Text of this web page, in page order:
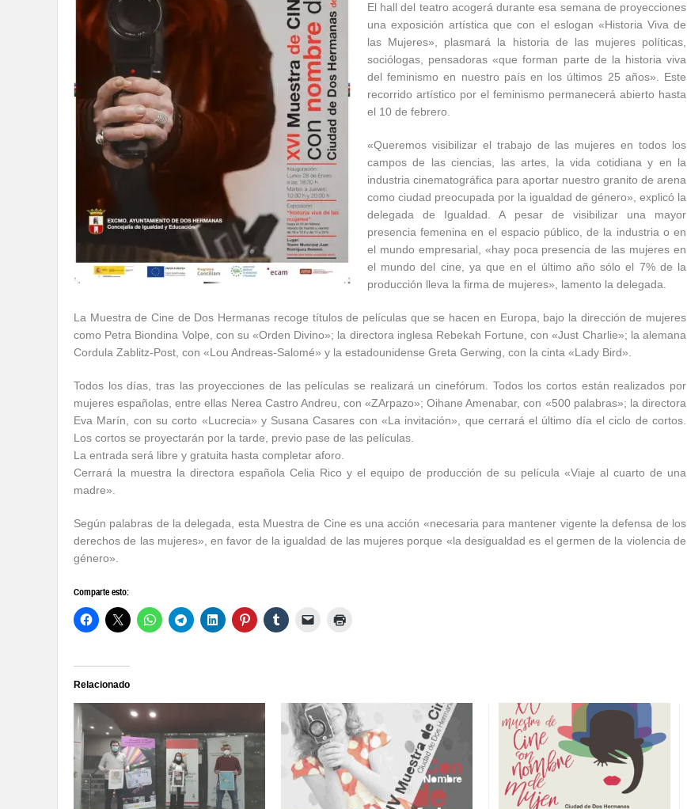
El hall del teatro acogerá durante esa semana de proyecciones
una exposición artística que con el eslogan «Historia Viva de
las Mujeres», plasmará la historia de las mujeres políticas,
sociólogas, pensadoras «que forman parte de la historia viva
del feminismo en nuestro país en los últimos 25 años». Este
recorrido artístico por el feminismo permanecerá abierto hasta
el 10 de febrero.
«Queremos visibilizar el trabajo de las mujeres en todos los
campos de las ciencias, las artes, la vida cotidiana y en la
industria cinematográfica para aportar nuestro granito de arena
como ciudad preocupada por la igualdad de género», explicó la
delegada de Igualdad. A pesar de visibilizar una mayor
presencia femenina en el espacio público, de la industria o en
el mundo empresarial, «hay poca presencia de las mujeres en
el mundo del cine, ya que en el último año sólo el 7% de la
producción lleva la firma de mujeres», lamento la delegada.
La Muestra de Cine de Dos Hermanas recoge títulos de películas que se hacen en Europa, bajo la dirección de mujeres
como Petra Biondina Volpe, con su «Orden Divino»; la directora inglesa Rebekah Fortune, con «Just Charlie»; la alemana
Cordula Zablitz-Post, con «Lou Andreas-Salomé» y la estadounidense Greta Gerwing, con la cinta «Lady Bird».
Todos los días, tras las proyecciones de las películas se realizará un cinefórum. Todos los cortos están realizados por
mujeres españolas, entre ellas Nerea Castro Andreu, con «ZArpazo»; Oihane Amenabar, con «500 palabras»; la directora
Eva Marín, con su corto «Lucrecia» y Susana Casares con «La invitación», que cerrará el último día el ciclo de cortos.
Los cortos se proyectarán por la tarde, previo pase de las películas.
La entrada será libre y gratuita hasta completar aforo.
Cerrará la muestra la directora española Celia Rico y el equipo de producción de su película «Viaje al cuarto de una
madre».
Según palabras de la delegada, esta Muestra de Cine es una acción «necesaria para mantener vigente la defensa de los
derechos de las mujeres», en favor de la igualdad de las mujeres porque «la desigualdad es el germen de la violencia de
género».
Comparte esto:
Relacionado